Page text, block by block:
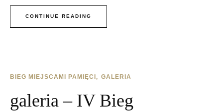
CONTINUE READING
BIEG MIEJSCAMI PAMIĘCI GALERIA
galeria – IV Bieg